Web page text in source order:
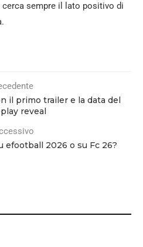
sempre il lato positivo di
il primo trailer e la data del
reveal
efootball 2026 o su Fc 26?